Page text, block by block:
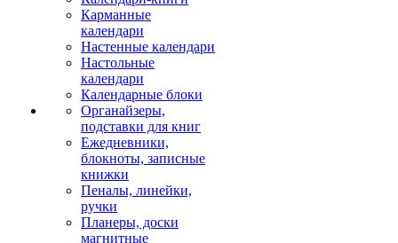
Карманные
календари
Настенные календари
Настольные
календари
Календарные блоки
Органайзеры,
подставки для книг
Ежедневники,
блокноты, записные
книжки
Пеналы, линейки,
ручки
Планеры, доски
магнитные